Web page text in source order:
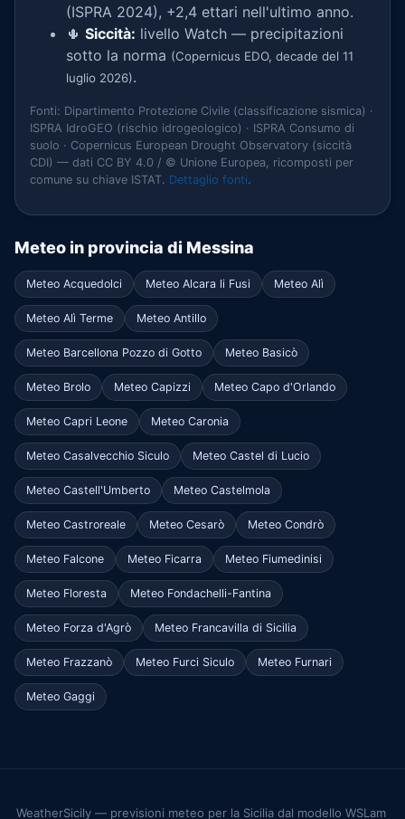
(ISPRA 2024), +2,4 ettari nell'ultimo anno.
🌵 Siccità: livello Watch — precipitazioni
sotto la norma (Copernicus EDO, decade del 11
luglio 2026).
Fonti: Dipartimento Protezione Civile (classificazione sismica) ·
ISPRA IdroGEO (rischio idrogeologico) · ISPRA Consumo di
suolo · Copernicus European Drought Observatory (siccità
CDI) — dati CC BY 4.0 / © Unione Europea, ricomposti per
comune su chiave ISTAT. Dettaglio fonti.
Meteo in provincia di Messina
Meteo Acquedolci Meteo Alcara li Fusi Meteo Alì
Meteo Alì Terme Meteo Antillo
Meteo Barcellona Pozzo di Gotto Meteo Basicò
Meteo Brolo Meteo Capizzi Meteo Capo d'Orlando
Meteo Capri Leone Meteo Caronia
Meteo Casalvecchio Siculo Meteo Castel di Lucio
Meteo Castell'Umberto Meteo Castelmola
Meteo Castroreale Meteo Cesarò Meteo Condrò
Meteo Falcone Meteo Ficarra Meteo Fiumedinisi
Meteo Floresta Meteo Fondachelli-Fantina
Meteo Forza d'Agrò Meteo Francavilla di Sicilia
Meteo Frazzanò Meteo Furci Siculo Meteo Furnari
Meteo Gaggi
WeatherSicily — previsioni meteo per la Sicilia dal modello WSLam